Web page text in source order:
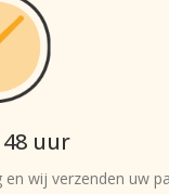
uur
wij verzenden uw